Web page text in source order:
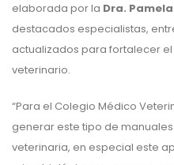
elaborada por la Dra.
destacados especialistas,
actualizados para fortalecer
veterinario.
“Para el Colegio Médico
generar este tipo de
veterinaria, en especial este